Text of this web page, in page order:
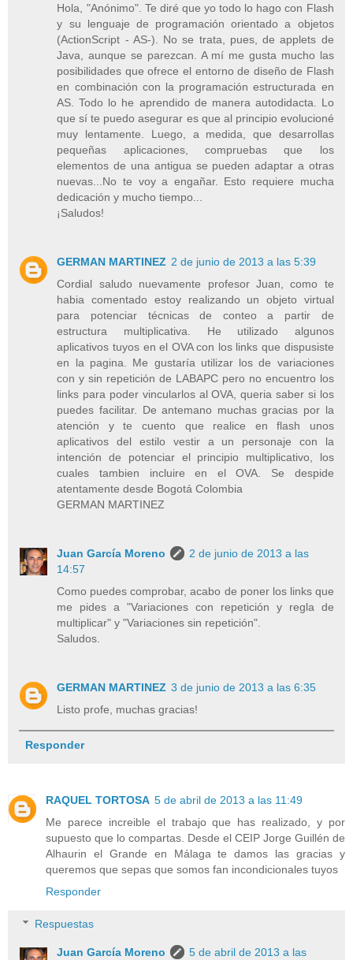
Hola, "Anónimo". Te diré que yo todo lo hago con Flash
y su lenguaje de programación orientado a objetos
(ActionScript - AS-). No se trata, pues, de applets de
Java, aunque se parezcan. A mí me gusta mucho las
posibilidades que ofrece el entorno de diseño de Flash
en combinación con la programación estructurada en
AS. Todo lo he aprendido de manera autodidacta. Lo
que sí te puedo asegurar es que al principio evolucioné
muy lentamente. Luego, a medida, que desarrollas
pequeñas aplicaciones, compruebas que los
elementos de una antigua se pueden adaptar a otras
nuevas...No te voy a engañar. Esto requiere mucha
dedicación y mucho tiempo...
¡Saludos!
GERMAN MARTINEZ 2 de junio de 2013 a las 5:39
Cordial saludo nuevamente profesor Juan, como te
habia comentado estoy realizando un objeto virtual
para potenciar técnicas de conteo a partir de
estructura multiplicativa. He utilizado algunos
aplicativos tuyos en el OVA con los links que dispusiste
en la pagina. Me gustaría utilizar los de variaciones
con y sin repetición de LABAPC pero no encuentro los
links para poder vincularlos al OVA, queria saber si los
puedes facilitar. De antemano muchas gracias por la
atención y te cuento que realice en flash unos
aplicativos del estilo vestir a un personaje con la
intención de potenciar el principio multiplicativo, los
cuales tambien incluire en el OVA. Se despide
atentamente desde Bogotá Colombia
GERMAN MARTINEZ
Juan García Moreno
2 de junio de 2013 a las
14:57
Como puedes comprobar, acabo de poner los links que
me pides a "Variaciones con repetición y regla de
multiplicar" y "Variaciones sin repetición".
Saludos.
GERMAN MARTINEZ 3 de junio de 2013 a las 6:35
Listo profe, muchas gracias!
Responder
RAQUEL TORTOSA 5 de abril de 2013 a las 11:49
Me parece increible el trabajo que has realizado, y por
supuesto que lo compartas. Desde el CEIP Jorge Guillén de
Alhaurin el Grande en Málaga te damos las gracias y
queremos que sepas que somos fan incondicionales tuyos
Responder
Respuestas
Juan García Moreno
5 de abril de 2013 a las